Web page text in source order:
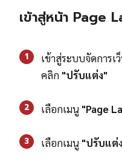
เข้าสู่หน้า Page
1
เข้าสู่ระบบจัดการ
คลิก "ปรับแต่ง"
2 เลือกเมนู "Page
3 เลือกเมนู "ปรับแต่